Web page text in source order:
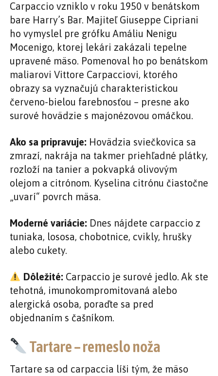
Carpaccio vzniklo v roku 1950 v benátskom
bare Harry’s Bar. Majiteľ Giuseppe Cipriani
ho vymyslel pre grófku Amáliu Nenigu
Mocenigo, ktorej lekári zakázali tepelne
upravené mäso. Pomenoval ho po benátskom
maliarovi Vittore Carpacciovi, ktorého
obrazy sa vyznačujú charakteristickou
červeno-bielou farebnosťou – presne ako
surové hovädzie s majonézovou omáčkou.
Ako sa pripravuje: Hovädzia sviečkovica sa
zmrazí, nakrája na takmer priehľadné plátky,
rozloží na tanier a pokvapká olivovým
olejom a citrónom. Kyselina citrónu čiastočne
„uvarí“ povrch mäsa.
Moderné variácie: Dnes nájdete carpaccio z
tuniaka, lososa, chobotnice, cvikly, hrušky
alebo cukety.
Dôležité: Carpaccio je surové jedlo. Ak ste
tehotná, imunokompromitovaná alebo
alergická osoba, poraďte sa pred
objednaním s čašníkom.
Tartare – remeslo noža
Tartare sa od carpaccia líši tým, že mäso